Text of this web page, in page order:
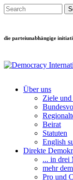
Direkt zum Inhalt
Search this site
die parteiunabhängige
Main menu
Über uns
Ziele
Beirat
Statuten
English
Direkte
... in drei
mehr
Pro und